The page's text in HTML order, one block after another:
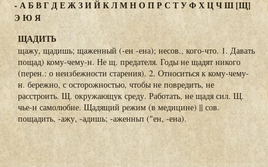
-АБВГДЕЖЗИЙКЛМНОПР СТУФХЦЧШ[Щ]
Э Ю Я
ЩАДИТЬ
щажу, щадишь; щаженный (-ен -ена); несов., кого-что. 1. Давать
пощад) кому-чему-н. Не щ. предателя. Годы не щадят никого
(перен.: о неизбежности старения). 2. Относиться к кому-чему-
н. бережно, с осторожностью, чтобы не повредить, не
расстроить. Щ. окружающук среду. Работать, не щадя сил. Щ.
чье-н самолюбие. Щадящий режим (в медицине) || сов.
пощадить, -ажу, -адишь; -аженньп ("ен, -ена).